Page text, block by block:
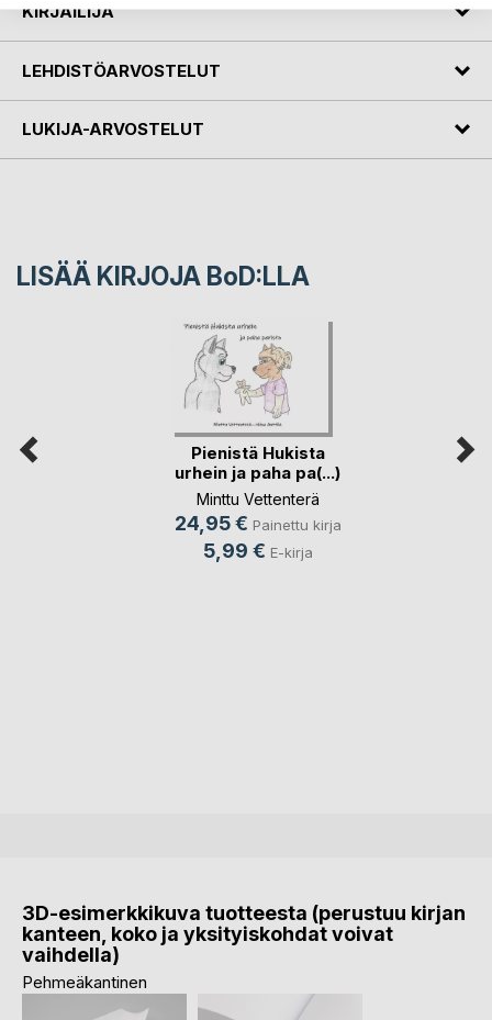
KIRJAILIJA
LEHDISTÖARVOSTELUT
LUKIJA-ARVOSTELUT
LISÄÄ KIRJOJA BoD:LLA
Pienistä Hukista
urhein ja paha pa(...)
Minttu Vettenterä
24,95 € Painettu kirja
5,99 € E-kirja
3D-esimerkkikuva tuotteesta (perustuu kirjan
kanteen, koko ja yksityiskohdat voivat
vaihdella)
Pehmeäkantinen